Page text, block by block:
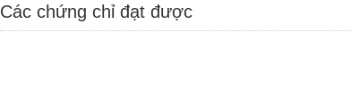
Các chứng chỉ đạt được